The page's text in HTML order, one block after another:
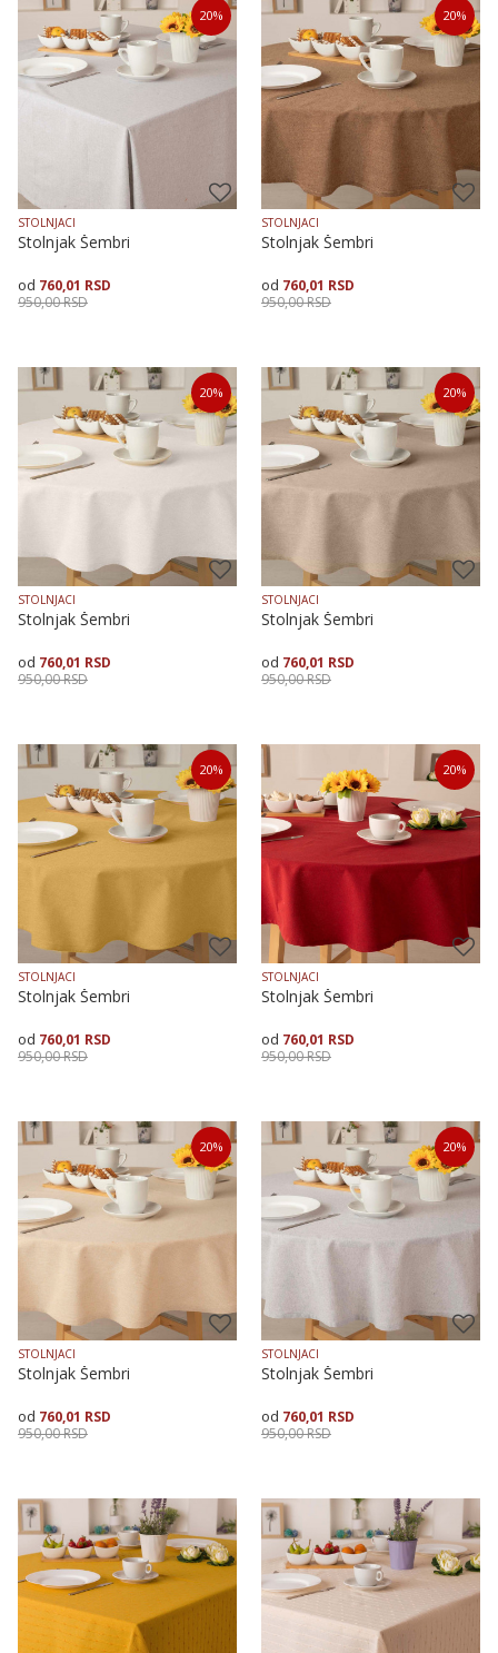
140X140140X180140X240 140X140140X180 140X240
20%
STOLNJACI
Stolnjak Šembri
760,01 RSD
950,00RSD
Veličina
140X140140X180140X240
Dodaj u korpu
20%
STOLNJACI
Stolnjak Šembri
760,01 RSD
950,00RSD
Dodaj u korpu
20%
STOLNJACI
Stolnjak Šembri
760,01 RSD
950,00RSD
Dodaj u korpu
20%
STOLNJACI
Stolnjak Šembri
760,01 RSD
950,00RSD
Dodaj u korpu
20%
STOLNJACI
Stolnjak Šembri
760,01 RSD
950,00RSD
Dodaj u korpu
20%
STOLNJACI
Stolnjak Šembri
760,01 RSD
950,00RSD
Dodaj u korpu
20%
STOLNJACI
Stolnjak Šembri
760,01 RSD
950,00RSD
Dodaj u korpu
20%
STOLNJACI
Stolnjak Šembri
760,01 RSD
950,00RSD
Dodaj u korpu